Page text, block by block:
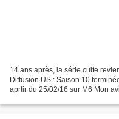
14 ans après, la série culte
Diffusion US : Saison 10
aprtir du 25/02/16 sur M6 Mon